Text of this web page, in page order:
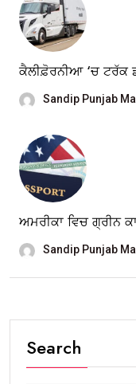
ਕੈਲੀਫ਼ੋਰਨੀਆ ‘ਚ ਟਰੱਕ
Sandip Punjab
ਅਮਰੀਕਾ ਵਿਚ ਗ੍ਰੀਨ
Sandip Punjab
Search